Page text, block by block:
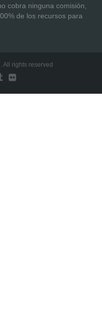
cobra ninguna comisión,
de los recursos para
All rights reserved